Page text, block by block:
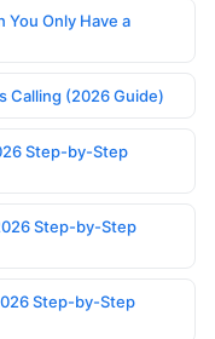
You Only Have a
Calling (2026 Guide)
Step-by-Step
Step-by-Step
Step-by-Step